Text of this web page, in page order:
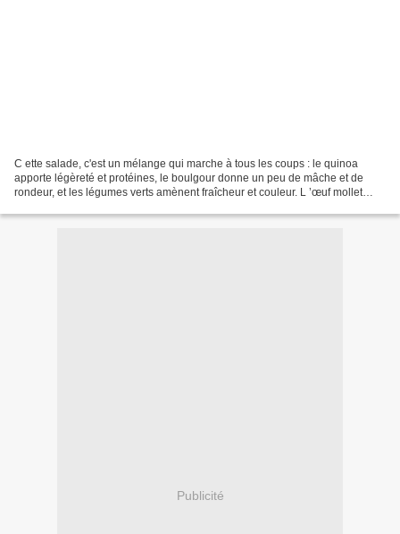
C ette salade, c'est un mélange qui marche à tous les coups : le quinoa
apporte légèreté et protéines, le boulgour donne un peu de mâche et de
rondeur, et les légumes verts amènent fraîcheur et couleur. L ’œuf mollet
Publicité